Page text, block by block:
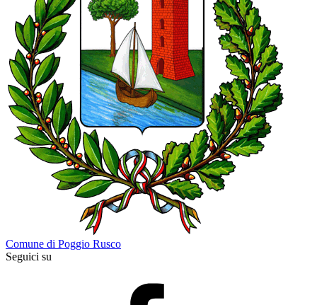
Comune di Poggio Rusco
Seguici su